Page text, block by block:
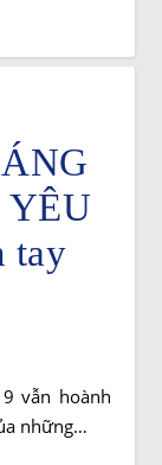
tay
những…